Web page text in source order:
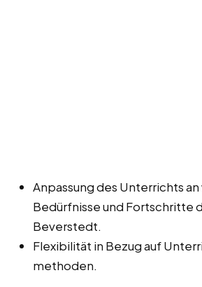
Anpassung des Unterrichts
Bedürfnisse und Fortschritte
Beverstedt.
Flexibilität in Bezug auf
methoden.